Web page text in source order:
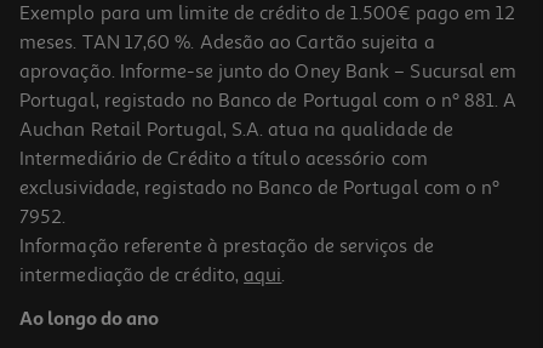
Exemplo para um limite de crédito de 1.500€ pago em 12
meses. TAN 17,60 %. Adesão ao Cartão sujeita a
aprovação. Informe-se junto do Oney Bank – Sucursal em
Portugal, registado no Banco de Portugal com o nº 881. A
Auchan Retail Portugal, S.A. atua na qualidade de
Intermediário de Crédito a título acessório com
exclusividade, registado no Banco de Portugal com o nº
7952.
Informação referente à prestação de serviços de
intermediação de crédito, aqui.
Ao longo do ano